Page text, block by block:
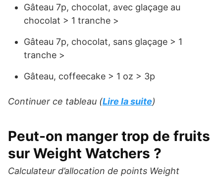
Gâteau 7p, chocolat, avec glaçage au
chocolat > 1 tranche >
Gâteau 7p, chocolat, sans glaçage > 1
tranche >
Gâteau, coffeecake > 1 oz > 3p
Continuer ce tableau (Lire la suite)
Peut-on manger trop de fruits
sur Weight Watchers ?
Calculateur d’allocation de points Weight